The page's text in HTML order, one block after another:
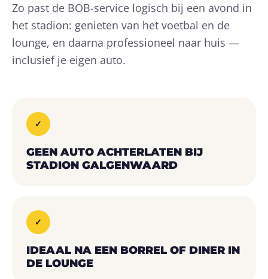
Zo past de BOB-service logisch bij een avond in
het stadion: genieten van het voetbal en de
lounge, en daarna professioneel naar huis —
inclusief je eigen auto.
✓
GEEN AUTO ACHTERLATEN BIJ
STADION GALGENWAARD
✓
IDEAAL NA EEN BORREL OF DINER IN
DE LOUNGE